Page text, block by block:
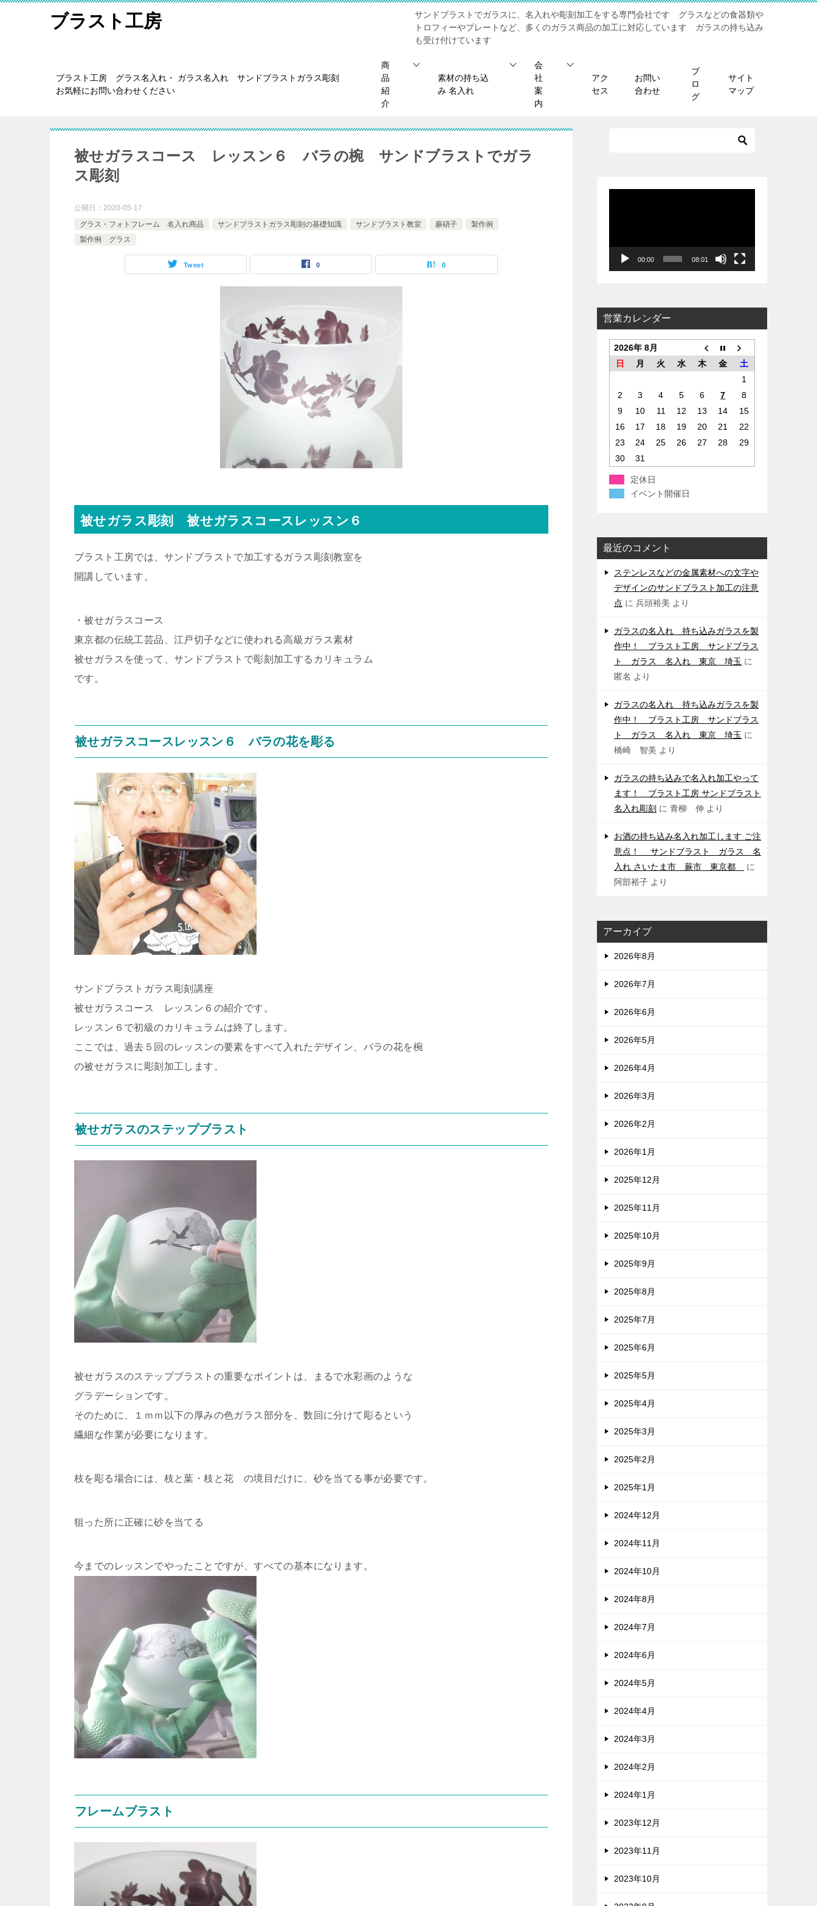
ブラスト工房
サンドブラストでガラスに、名入れや彫刻加工をする専門会社です グラスなどの食器類や
トロフィーやプレートなど、多くのガラス商品の加工に対応しています ガラスの持ち込み
も受け付けています
ブラスト工房 グラス名入れ・ ガラス名入れ サンドブラストガラス彫刻
お気軽にお問い合わせください
商
品
紹
介
素材の持ち込
み 名入れ
会
社
案
内
アク
セス
お問い
合わせ
ブ
ロ
グ
サイト
マップ
被せガラスコース レッスン６ バラの椀 サンドブラストでガラ
ス彫刻
公開日： 2020-05-17
グラス・フォトフレーム 名入れ商品
サンドブラストガラス彫刻の基礎知識 サンドブラスト教室 蕨硝子
製作例
製作例 グラス
Tweet 0 0
被せガラス彫刻 被せガラスコースレッスン６
ブラスト工房では、サンドブラストで加工するガラス彫刻教室を
開講しています。
・被せガラスコース
東京都の伝統工芸品、江戸切子などに使われる高級ガラス素材
被せガラスを使って、サンドブラストで彫刻加工するカリキュラム
です。
被せガラスコースレッスン６ バラの花を彫る
サンドブラストガラス彫刻講座
被せガラスコース レッスン６の紹介です。
レッスン６で初級のカリキュラムは終了します。
ここでは、過去５回のレッスンの要素をすべて入れたデザイン、バラの花を椀
の被せガラスに彫刻加工します。
被せガラスのステップブラスト
被せガラスのステップブラストの重要なポイントは、まるで水彩画のような
グラデーションです。
そのために、１ｍｍ以下の厚みの色ガラス部分を、数回に分けて彫るという
繊細な作業が必要になります。
枝を彫る場合には、枝と葉・枝と花 の境目だけに、砂を当てる事が必要です。
狙った所に正確に砂を当てる
今までのレッスンでやったことですが、すべての基本になります。
フレームブラスト
ヤ
00:00 08:01
営業カレンダー
2026年 8月
日
月 火 水 木 金
土
1
2
3 4 5 6 7
8
9
10 11 12 13 14
15
16
17 18 19 20 21
22
23
24 25 26 27 28
29
30
31
定休日
イベント開催日
最近のコメント
ステンレスなどの金属素材への文字や
デザインのサンドブラスト加工の注意
点 に 兵頭裕美 より
ガラスの名入れ 持ち込みガラスを製
作中！ ブラスト工房 サンドブラス
ト ガラス 名入れ 東京 埼玉 に
匿名 より
ガラスの名入れ 持ち込みガラスを製
作中！ ブラスト工房 サンドブラス
ト ガラス 名入れ 東京 埼玉 に
橋崎 智美 より
ガラスの持ち込みで名入れ加工やって
ます！ ブラスト工房 サンドブラスト
名入れ彫刻 に 青柳 伸 より
お酒の持ち込み名入れ加工します ご注
意点！ サンドブラスト ガラス 名
入れ さいたま市 蕨市 東京都
に
阿部裕子 より
アーカイブ
2026年8月
2026年7月
2026年6月
2026年5月
2026年4月
2026年3月
2026年2月
2026年1月
2025年12月
2025年11月
2025年10月
2025年9月
2025年8月
2025年7月
2025年6月
2025年5月
2025年4月
2025年3月
2025年2月
2025年1月
2024年12月
2024年11月
2024年10月
2024年8月
2024年7月
2024年6月
2024年5月
2024年4月
2024年3月
2024年2月
2024年1月
2023年12月
2023年11月
2023年10月